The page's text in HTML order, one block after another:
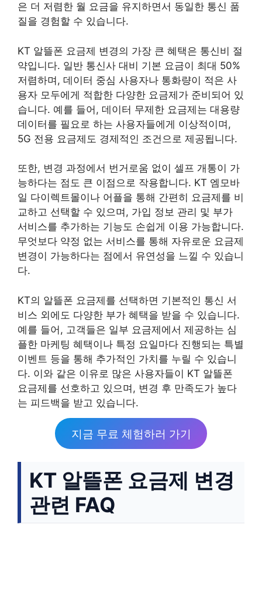
은 더 저렴한 월 요금을 유지하면서 동일한 통신 품
질을 경험할 수 있습니다.
KT 알뜰폰 요금제 변경의 가장 큰 혜택은 통신비 절
약입니다. 일반 통신사 대비 기본 요금이 최대 50%
저렴하며, 데이터 중심 사용자나 통화량이 적은 사
용자 모두에게 적합한 다양한 요금제가 준비되어 있
습니다. 예를 들어, 데이터 무제한 요금제는 대용량
데이터를 필요로 하는 사용자들에게 이상적이며,
5G 전용 요금제도 경제적인 조건으로 제공됩니다.
또한, 변경 과정에서 번거로움 없이 셀프 개통이 가
능하다는 점도 큰 이점으로 작용합니다. KT 엠모바
일 다이렉트몰이나 어플을 통해 간편히 요금제를 비
교하고 선택할 수 있으며, 가입 정보 관리 및 부가
서비스를 추가하는 기능도 손쉽게 이용 가능합니다.
무엇보다 약정 없는 서비스를 통해 자유로운 요금제
변경이 가능하다는 점에서 유연성을 느낄 수 있습니
다.
KT의 알뜰폰 요금제를 선택하면 기본적인 통신 서
비스 외에도 다양한 부가 혜택을 받을 수 있습니다.
예를 들어, 고객들은 일부 요금제에서 제공하는 심
플한 마케팅 혜택이나 특정 요일마다 진행되는 특별
이벤트 등을 통해 추가적인 가치를 누릴 수 있습니
다. 이와 같은 이유로 많은 사용자들이 KT 알뜰폰
요금제를 선호하고 있으며, 변경 후 만족도가 높다
는 피드백을 받고 있습니다.
지금 무료 체험하러 가기
KT 알뜰폰 요금제 변경
관련 FAQ